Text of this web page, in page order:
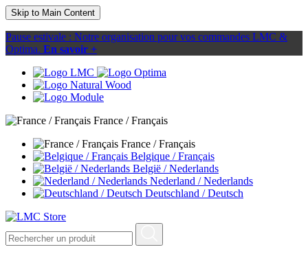
Skip to Main Content
Pause estivale : Notre organisation pour vos commandes LMC &
Optima. En savoir +
France / Français
France / Français
Belgique / Français
België / Nederlands
Nederland / Nederlands
Deutschland / Deutsch